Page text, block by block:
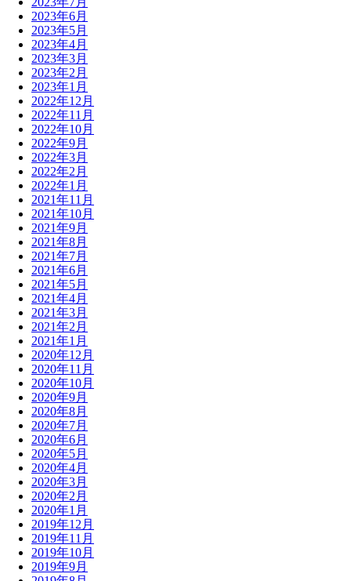
2023年6月
2023年5月
2023年4月
2023年3月
2023年2月
2023年1月
2022年12月
2022年11月
2022年10月
2022年9月
2022年3月
2022年2月
2022年1月
2021年11月
2021年10月
2021年9月
2021年8月
2021年7月
2021年6月
2021年5月
2021年4月
2021年3月
2021年2月
2021年1月
2020年12月
2020年11月
2020年10月
2020年9月
2020年8月
2020年7月
2020年6月
2020年5月
2020年4月
2020年3月
2020年2月
2020年1月
2019年12月
2019年11月
2019年10月
2019年9月